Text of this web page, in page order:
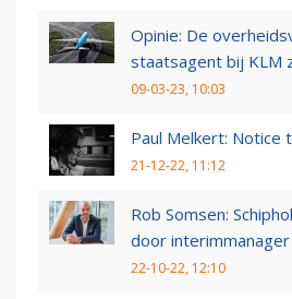
Opinie: De
staatsagent bij KLM
09-03-23, 10:03
Paul Melkert: Notice
21-12-22, 11:12
Rob Somsen:
door
22-10-22, 12:10